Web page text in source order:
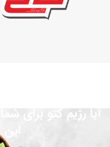
آیا رژیم کتو برای